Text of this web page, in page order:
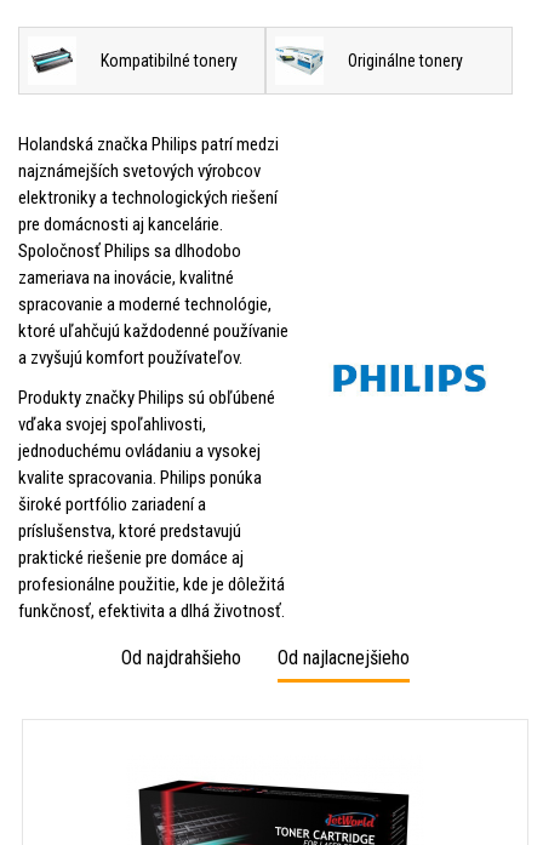
Kompatibilné tonery Originálne tonery
Holandská značka Philips patrí medzi
najznámejších svetových výrobcov
elektroniky a technologických riešení
pre domácnosti aj kancelárie.
Spoločnosť Philips sa dlhodobo
zameriava na inovácie, kvalitné
spracovanie a moderné technológie,
ktoré uľahčujú každodenné používanie
a zvyšujú komfort používateľov.
Produkty značky Philips sú obľúbené
vďaka svojej spoľahlivosti,
jednoduchému ovládaniu a vysokej
kvalite spracovania. Philips ponúka
široké portfólio zariadení a
príslušenstva, ktoré predstavujú
praktické riešenie pre domáce aj
profesionálne použitie, kde je dôležitá
funkčnosť, efektivita a dlhá životnosť.
Od najdrahšieho Od najlacnejšieho